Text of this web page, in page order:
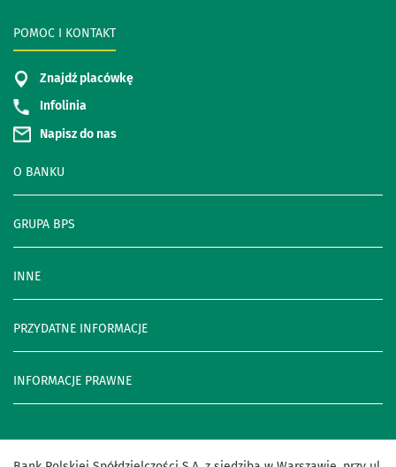
POMOC I KONTAKT
Znajdź placówkę
Infolinia
Napisz do nas
O BANKU
GRUPA BPS
INNE
PRZYDATNE INFORMACJE
INFORMACJE PRAWNE